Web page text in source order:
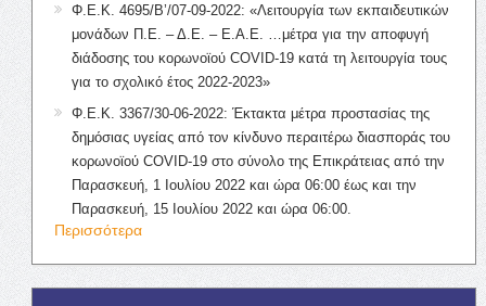
Φ.Ε.Κ. 4695/Β’/07-09-2022: «Λειτουργία των εκπαιδευτικών
μονάδων Π.Ε. – Δ.Ε. – Ε.Α.Ε. …μέτρα για την αποφυγή
διάδοσης του κορωνοϊού COVID-19 κατά τη λειτουργία τους
για το σχολικό έτος 2022-2023»
Φ.Ε.Κ. 3367/30-06-2022: Έκτακτα μέτρα προστασίας της
δημόσιας υγείας από τον κίνδυνο περαιτέρω διασποράς του
κορωνοϊού COVID-19 στο σύνολο της Επικράτειας από την
Παρασκευή, 1 Ιουλίου 2022 και ώρα 06:00 έως και την
Παρασκευή, 15 Ιουλίου 2022 και ώρα 06:00.
Περισσότερα